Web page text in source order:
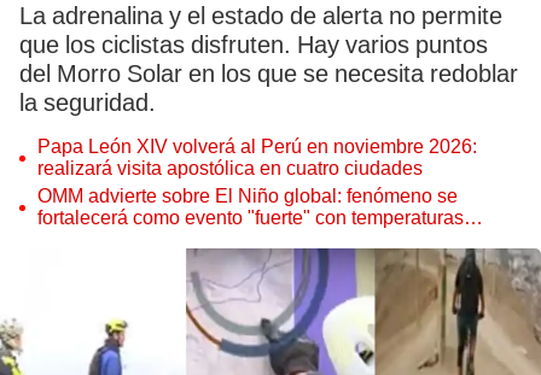
La adrenalina y el estado de alerta no permite
que los ciclistas disfruten. Hay varios puntos
del Morro Solar en los que se necesita redoblar
la seguridad.
Papa León XIV volverá al Perú en noviembre 2026:
realizará visita apostólica en cuatro ciudades
OMM advierte sobre El Niño global: fenómeno se
fortalecerá como evento "fuerte" con temperaturas